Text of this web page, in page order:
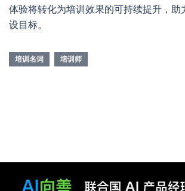
体验将转化为培训效果的可持续提升，助
设目标。
培训名词 培训师